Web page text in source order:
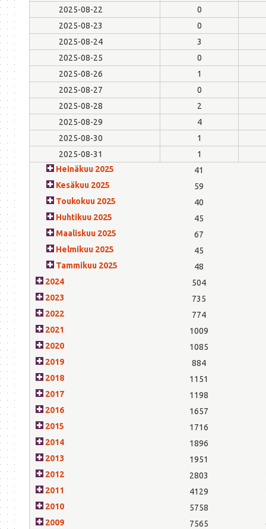
2025-08-22
0
2025-08-23
0
2025-08-24
3
2025-08-25
0
2025-08-26
1
2025-08-27
0
2025-08-28
2
2025-08-29
4
2025-08-30
1
2025-08-31
1
Heinäkuu 2025
41
Kesäkuu 2025
59
Toukokuu 2025
40
Huhtikuu 2025
45
Maaliskuu 2025
67
Helmikuu 2025
45
Tammikuu 2025
48
2024
504
2023
735
2022
774
2021
1009
2020
1085
2019
884
2018
1151
2017
1198
2016
1657
2015
1716
2014
1896
2013
1951
2012
2803
2011
4129
2010
5758
2009
7565